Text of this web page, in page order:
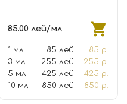
85.00 лей/мл
1 мл 85 лей
85 р.
3 мл
255 лей
255 р.
5 мл
425 лей
425 р.
10 мл
850 лей 850 р.